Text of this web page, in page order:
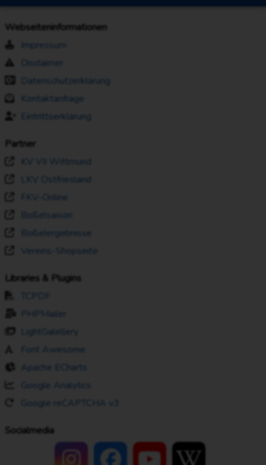
Webseiteninformationen
Impressum
Disclaimer
Datenschutzerklärung
Kontaktanfrage
Eintrittserklärung
Partner
KV VII Wittmund
LKV Ostfriesland
FKV-Online
Boßelsaison
Boßelergebnisse
Vereins-Shopseite
Libraries & Plugins
PHPMailer
LightGalellery
Font Awesome
Apache ECharts
Google Analytics
Google reCAPTCHA v3
Socialmedia